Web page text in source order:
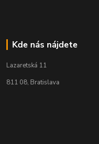
Kde nás nájdete
Lazaretská 11
811 08, Bratislava